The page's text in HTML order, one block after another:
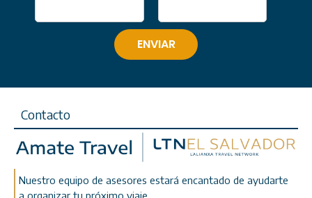
Contacto
Nuestro equipo de asesores estará encantado de ayudarte
a organizar tu próximo viaje.